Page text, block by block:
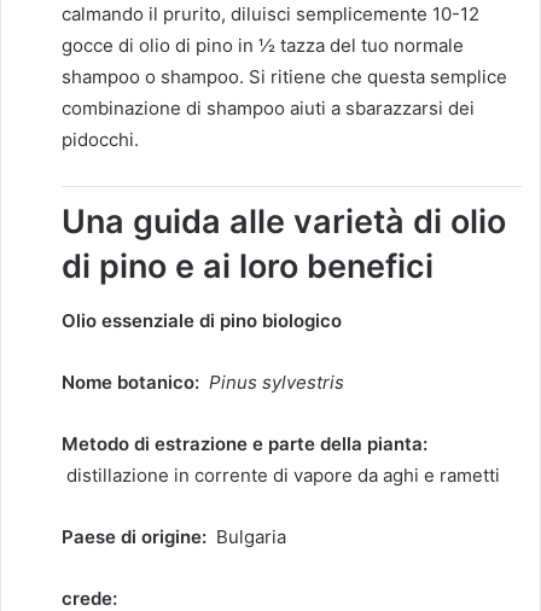
calmando il prurito, diluisci semplicemente 10-12
gocce di olio di pino in ½ tazza del tuo normale
shampoo o shampoo. Si ritiene che questa semplice
combinazione di shampoo aiuti a sbarazzarsi dei
pidocchi.
Una guida alle varietà di olio
di pino e ai loro benefici
Olio essenziale di pino biologico
Nome botanico: Pinus sylvestris
Metodo di estrazione e parte della pianta:
distillazione in corrente di vapore da aghi e rametti
Paese di origine: Bulgaria
crede: